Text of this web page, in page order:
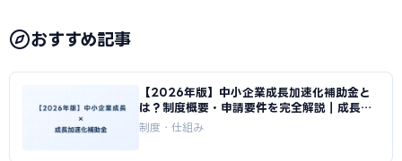
おすすめ記事
【2026年版】中小企業成長加速化補助金と
は？制度概要・申請要件を完全解説｜成長加
速化補助金ナビ
制度・仕組み